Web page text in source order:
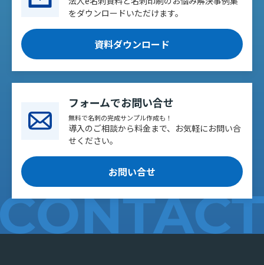
をダウンロードいただけます。
資料ダウンロード
フォームでお問い合せ
無料で名刺の完成サンプル作成も！
導入のご相談から料金まで、お気軽にお問い合
せください。
お問い合せ